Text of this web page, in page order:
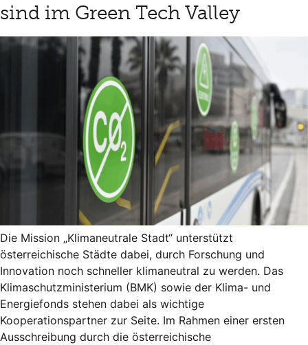
sind im Green Tech Valley
Die Mission „Klimaneutrale Stadt“ unterstützt
österreichische Städte dabei, durch Forschung und
Innovation noch schneller klimaneutral zu werden. Das
Klimaschutzministerium (BMK) sowie der Klima- und
Energiefonds stehen dabei als wichtige
Kooperationspartner zur Seite. Im Rahmen einer ersten
Ausschreibung durch die österreichische